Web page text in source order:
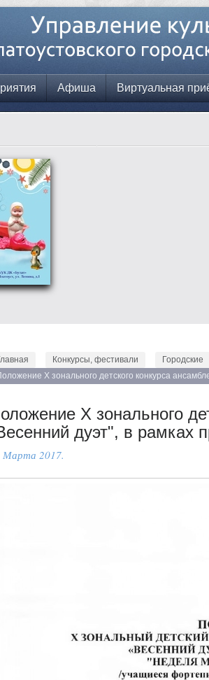
Афиша Виртуальная
Конкурсы, фестивали
Городские
Х зонального детского конкурса
Х зонального
дуэт", в рамках
Марта 2017.